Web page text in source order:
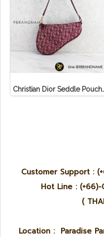
Christian Dior
Customer Support :
Hot Line : (+66)-
(
Location : Paradise